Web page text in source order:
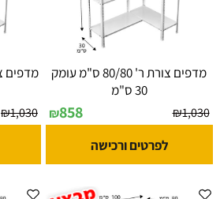
מדפים צורת ר' 80/80 ס"מ עומק
30 ס"מ
₪1,030
₪858
לפרטים ורכישה
₪1,030